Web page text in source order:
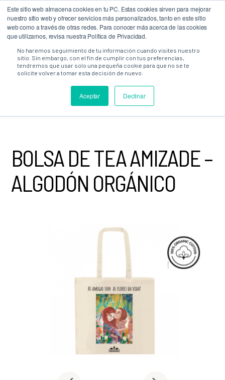
Este sitio web almacena cookies en tu PC. Estas cookies sirven para mejorar
nuestro sitio web y ofrecer servicios más personalizados, tanto en este sitio
web como a través de otras redes. Para conocer más acerca de las cookies
que utilizamos, revisa nuestra Política de Privacidad.
No haremos seguimiento de tu información cuando visites nuestro
sitio. Sin embargo, con el fin de cumplir con tus preferencias,
tendremos que usar solo una pequeña cookie para que no se te
solicite volver a tomar esta decisión de nuevo.
Aceptar Declinar
0
TENDA · TODOS OS PRODUTOS· BOLSA DE TEA AMIZADE –
BOLSA DE TEA AMIZADE –
ALGODÓN ORGÁNICO